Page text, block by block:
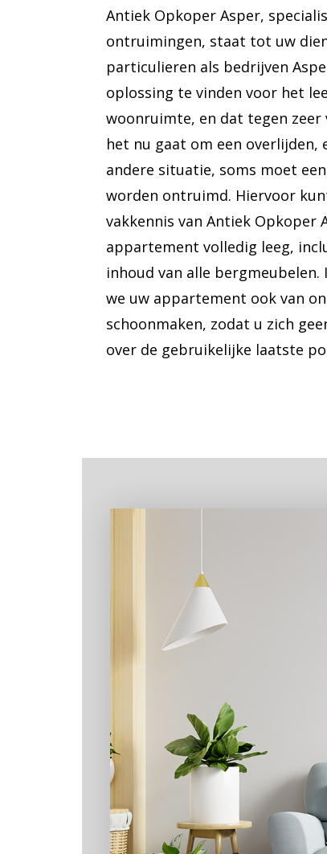
Antiek Opkoper Asper,
ontruimingen, staat tot uw
particulieren als bedrijven
oplossing te vinden voor het
woonruimte, en dat tegen
het nu gaat om een overlijden,
andere situatie, soms moet
worden ontruimd. Hiervoor
vakkennis van Antiek Opkoper
appartement volledig leeg,
inhoud van alle bergmeubelen.
we uw appartement ook van
schoonmaken, zodat u zich
over de gebruikelijke laatste